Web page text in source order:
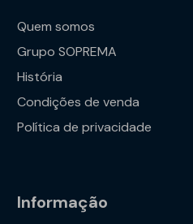
Quem somos
Grupo SOPREMA
História
Condições de venda
Política de privacidade
Informação